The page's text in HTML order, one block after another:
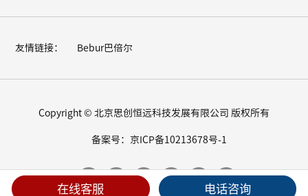
友情链接： Bebur巴倍尔
Copyright © 北京思创恒远科技发展有限公司 版权所有
备案号：京ICP备10213678号-1
在线客服 电话咨询